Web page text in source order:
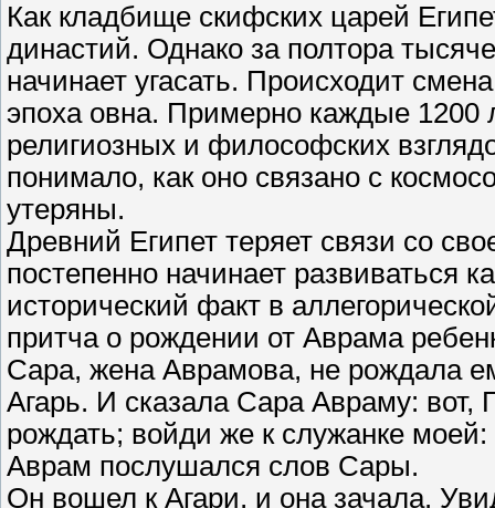
Как кладбище скифских царей
династий. Однако за полтора
начинает угасать. Происходит
эпоха овна. Примерно каждые 1200
религиозных и философских
понимало, как оно связано с
утеряны.
Древний Египет теряет связи со
постепенно начинает развиваться
исторический факт в
притча о рождении от Аврама
Сара, жена Аврамова, не рождала
Агарь. И сказала Сара Авраму: вот,
рождать; войди же к служанке
Аврам послушался слов Сары.
Он вошел к Агари, и она зачала.